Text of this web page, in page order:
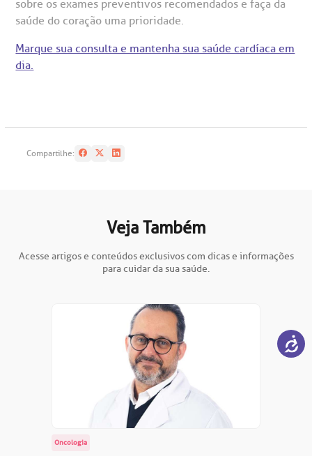
sobre os exames preventivos recomendados e faça da
saúde do coração uma prioridade.
Marque sua consulta e mantenha sua saúde cardíaca em
dia.
Compartilhe:
Veja Também
Acesse artigos e conteúdos exclusivos com dicas e informações
para cuidar da sua saúde.
Oncologia